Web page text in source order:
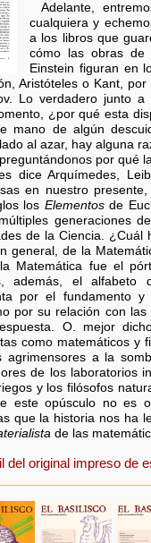
Adelante,
cualquiera y
a los libros que
cómo las obras de
Einstein figuran en
Aristóteles o Kant,
Lo verdadero junto
¿por qué esta
mano de algún
al azar, hay alguna
por qué
dice Arquímedes,
en nuestro
los Elementosde
generaciones
de la Ciencia. ¿Cuál
general, de la
Matemática fue el
además, el alfabeto
por el fundamento
por su relación con
O. mejor
como matemáticos y
agrimensores a la
de los laboratorios
y los filósofos
este opúsculo no es
que la historia nos ha
de las
del original impreso de